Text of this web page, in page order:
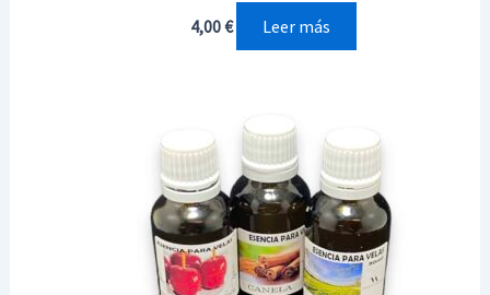
4,00€ Leer más